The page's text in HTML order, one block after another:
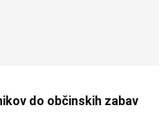
do občinskih zabav